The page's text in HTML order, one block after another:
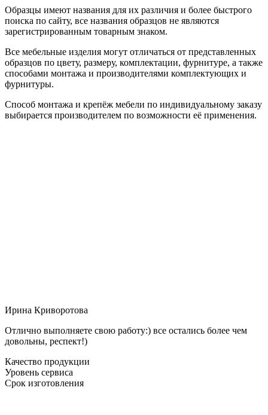
Образцы имеют названия для их различия и более быстрого
поиска по сайту, все названия образцов не являются
зарегистрированным товарным знаком.
Все мебельные изделия могут отличаться от представленных
образцов по цвету, размеру, комплектации, фурнитуре, а также
способами монтажа и производителями комплектующих и
фурнитуры.
Способ монтажа и крепёж мебели по индивидуальному заказу
выбирается производителем по возможности её применения.
Ирина Криворотова
Отлично выполняете свою работу:) все остались более чем
довольны, респект!)
Качество продукции
Уровень сервиса
Срок изготовления